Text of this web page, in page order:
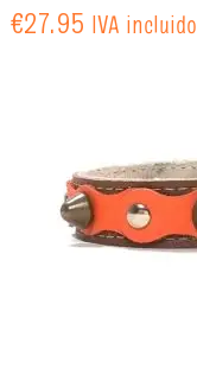
€27.95 IVA incluido